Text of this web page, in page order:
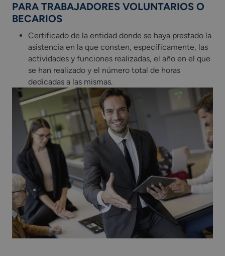
PARA TRABAJADORES VOLUNTARIOS O
BECARIOS
Certificado de la entidad donde se haya prestado la
asistencia en la que consten, específicamente, las
actividades y funciones realizadas, el año en el que
se han realizado y el número total de horas
dedicadas a las mismas.